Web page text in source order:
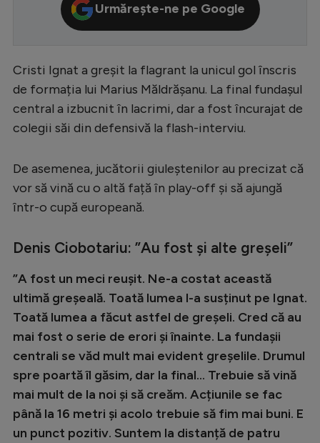
CM 2026
Premier League
Serie A
Bundesliga
Campionate
Starurile fotbalului
Stranieri
Clasamente
Tenis
Handbal
Natație
Formula 1
Urmărește-ne pe Google
Cristi Ignat a greșit la flagrant la unicul gol înscris
de formația lui Marius Măldrășanu. La final fundașul
central a izbucnit în lacrimi, dar a fost încurajat de
colegii săi din defensivă la flash-interviu.
De asemenea, jucătorii giuleștenilor au precizat că
vor să vină cu o altă față în play-off și să ajungă
într-o cupă europeană.
Denis Ciobotariu: ”Au fost și alte greșeli”
”A fost un meci reușit. Ne-a costat această
ultimă greșeală. Toată lumea l-a susținut pe Ignat.
Toată lumea a făcut astfel de greșeli. Cred că au
mai fost o serie de erori și înainte. La fundașii
centrali se văd mult mai evident greșelile. Drumul
spre poartă îl găsim, dar la final… Trebuie să vină
mai mult de la noi și să creăm. Acțiunile se fac
până la 16 metri și acolo trebuie să fim mai buni. E
un punct pozitiv. Suntem la distanță de patru